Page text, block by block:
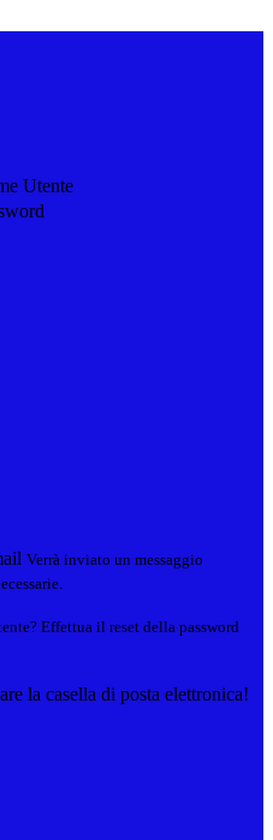
Utente
Verrà inviato un messaggio
Effettua il reset della password
la casella di posta elettronica!